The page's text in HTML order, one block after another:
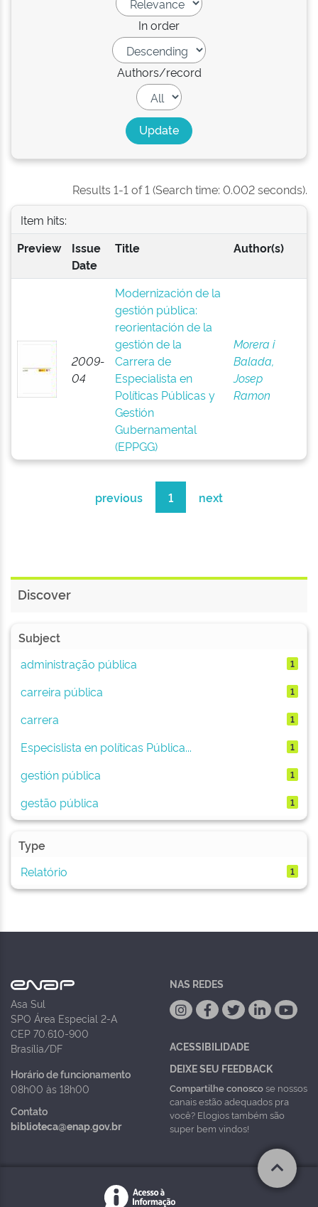
In order
Authors/record
Results 1-1 of 1 (Search time: 0.002 seconds).
Item hits:
Preview
Issue
Date
Title Author(s)
2009-
04
Modernización de la
gestión pública:
reorientación de la
gestión de la
Carrera de
Especialista en
Políticas Públicas y
Gestión
Gubernamental
(EPPGG)
Morera i
Balada,
Josep
Ramon
previous 1 next
Discover
Subject
administração pública
1
carreira pública 1
carrera 1
Especislista en políticas Pública... 1
gestión pública 1
gestão pública 1
Type
Relatório
1
Asa Sul
SPO Área Especial 2-A
CEP 70.610-900
Brasília/DF
Horário de funcionamento
08h00 às 18h00
Contato
biblioteca@enap.gov.br
NAS REDES
ACESSIBILIDADE
DEIXE SEU FEEDBACK
Compartilhe conoscose nossos
canais estão adequados pra
você? Elogios também são
super bem vindos!